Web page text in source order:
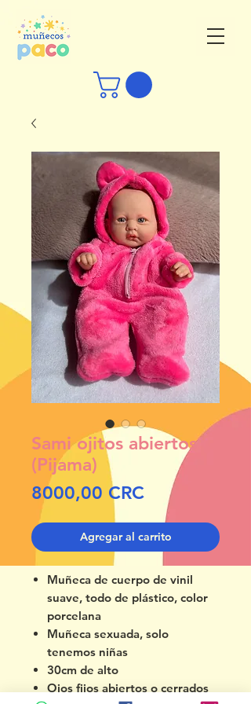
Sami ojitos abiertos
(Pijama)
8000,00 CRCPrecio
Agregar al carrito
Muñeca de cuerpo de vinil
suave, todo de plástico, color
porcelana
Muñeca sexuada, solo
tenemos niñas
30cm de alto
Ojos fijos abiertos o cerrados